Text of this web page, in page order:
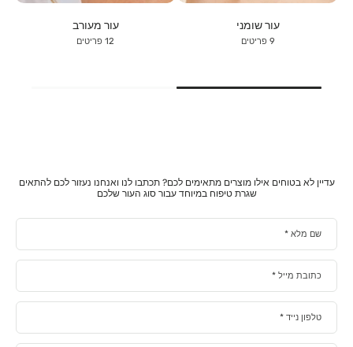
עור שומני
9 פריטים
עור מעורב
12 פריטים
עדיין לא בטוחים אילו מוצרים מתאימים לכם? תכתבו לנו ואנחנו נעזור לכם להתאים
שגרת טיפוח במיוחד עבור סוג העור שלכם
שם מלא *
כתובת מייל *
טלפון נייד *